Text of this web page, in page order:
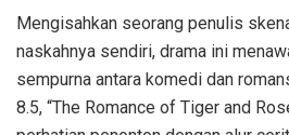
Mengisahkan seorang penulis
naskahnya sendiri, drama ini
sempurna antara komedi dan
8.5, “The Romance of Tiger and